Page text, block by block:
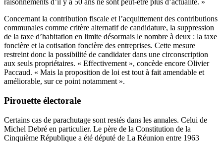
raisonnements d’il y a 50 ans ne sont peut-être plus d’actualité. »
Concernant la contribution fiscale et l’acquittement des contributions
communales comme critère alternatif de candidature, la suppression
de la taxe d’habitation en limite désormais le nombre à deux : la taxe
foncière et la cotisation foncière des entreprises. Cette mesure
restreint donc la possibilité de candidater dans une circonscription
aux seuls propriétaires. « Effectivement », concède encore Olivier
Paccaud. « Mais la proposition de loi est tout à fait amendable et
améliorable, sur ce point notamment ».
Pirouette électorale
Certains cas de parachutage sont restés dans les annales. Celui de
Michel Debré en particulier. Le père de la Constitution de la
Cinquième République a été député de La Réunion entre 1963